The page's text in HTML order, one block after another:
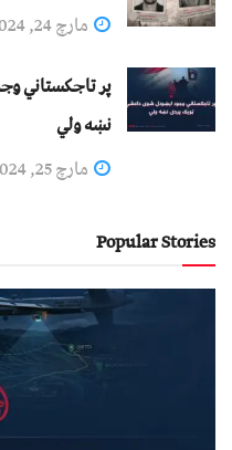
مارچ 24, 2024
پر تاجکستاني
نښه ولي
مارچ 25, 2024
Popular Stories